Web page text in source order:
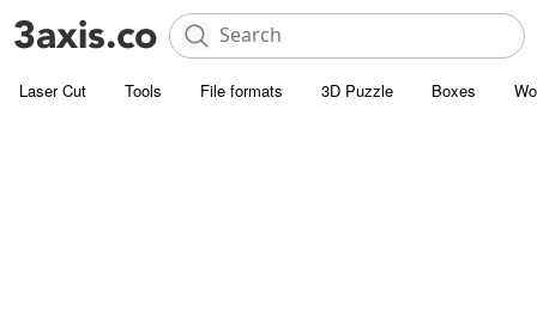
Laser Cut Tools File formats 3D Puzzle Boxes